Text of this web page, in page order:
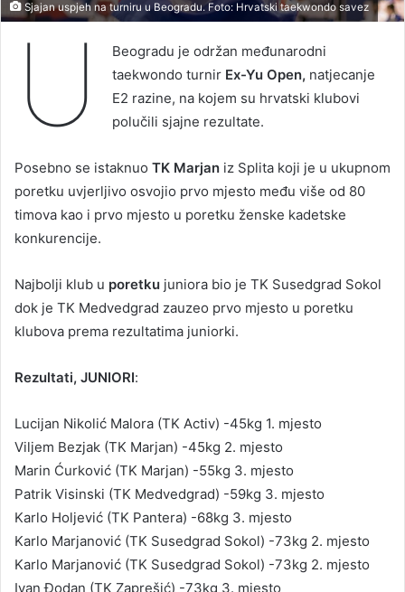
Sjajan uspjeh na turniru u Beogradu. Foto: Hrvatski taekwondo savez
U
Beogradu je održan međunarodni
taekwondo turnir Ex-Yu Open, natjecanje
E2 razine, na kojem su hrvatski klubovi
polučili sjajne rezultate.
Posebno se istaknuo TK Marjan iz Splita koji je u ukupnom
poretku uvjerljivo osvojio prvo mjesto među više od 80
timova kao i prvo mjesto u poretku ženske kadetske
konkurencije.
Najbolji klub u poretku juniora bio je TK Susedgrad Sokol
dok je TK Medvedgrad zauzeo prvo mjesto u poretku
klubova prema rezultatima juniorki.
Rezultati, JUNIORI:
Lucijan Nikolić Malora (TK Activ) -45kg 1. mjesto
Viljem Bezjak (TK Marjan) -45kg 2. mjesto
Marin Ćurković (TK Marjan) -55kg 3. mjesto
Patrik Visinski (TK Medvedgrad) -59kg 3. mjesto
Karlo Holjević (TK Pantera) -68kg 3. mjesto
Karlo Marjanović (TK Susedgrad Sokol) -73kg 2. mjesto
Karlo Marjanović (TK Susedgrad Sokol) -73kg 2. mjesto
Ivan Đodan (TK Zaprešić) -73kg 3. mjesto